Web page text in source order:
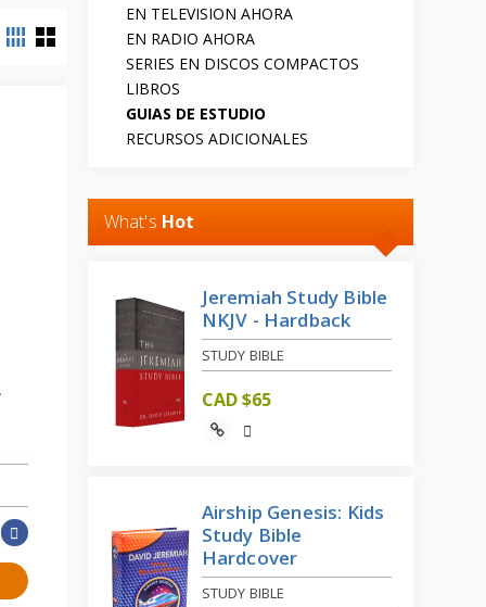
EN TELEVISION AHORA
EN RADIO AHORA
SERIES EN DISCOS COMPACTOS
LIBROS
GUIAS DE ESTUDIO
RECURSOS ADICIONALES
What's Hot
Jeremiah Study Bible
NKJV - Hardback
STUDY BIBLE
CAD $65
Airship Genesis: Kids
Study Bible
Hardcover
STUDY BIBLE